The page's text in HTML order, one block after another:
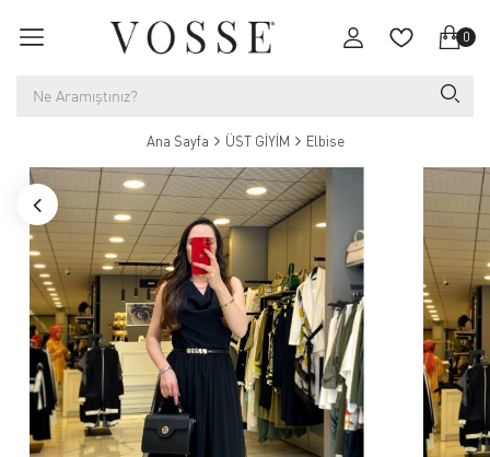
0
Ana Sayfa ÜST GİYİM Elbise